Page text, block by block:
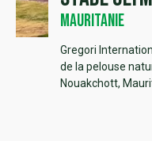
Mauritanie
Gregori
de la pelouse
Nouakchott,